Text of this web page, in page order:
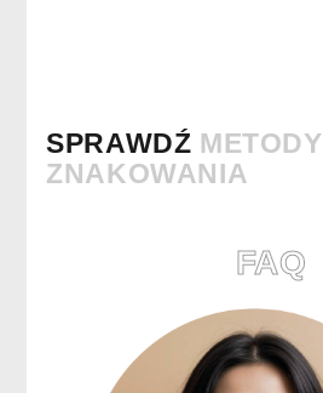
SPRAWDŹ METODY
ZNAKOWANIA
FAQ